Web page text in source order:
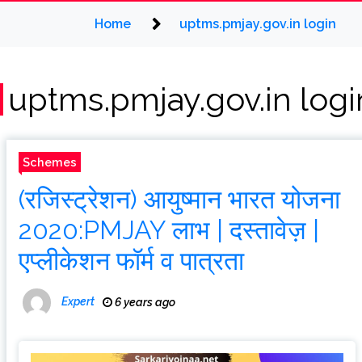
Home uptms.pmjay.gov.in login
uptms.pmjay.gov.in
Schemes
(रजिस्ट्रेशन) आयुष्मान भारत योजना
2020:PMJAY लाभ | दस्तावेज़ |
एप्लीकेशन फॉर्म व पात्रता
Expert 6 years ago